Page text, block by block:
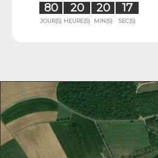
80 20 20 17
JOUR(S) HEURE(S) MIN(S) SEC(S)